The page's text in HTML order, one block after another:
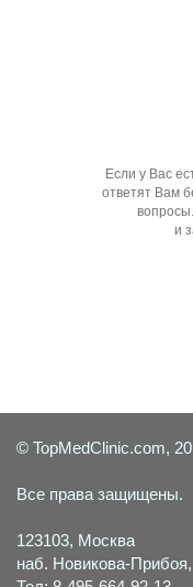
Если у Вас
ответят Вам
и
© TopMedClinic.com,
Все права защищены.
123103, Москва
наб. Новикова-